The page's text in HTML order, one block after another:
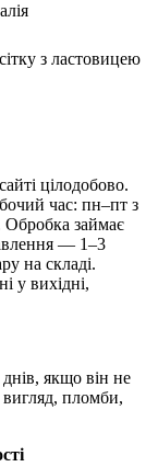
з ластовицею
цілодобово.
час: пн–пт з
Обробка займає
— 1–3
на складі.
у вихідні,
якщо він не
вигляд, пломби,